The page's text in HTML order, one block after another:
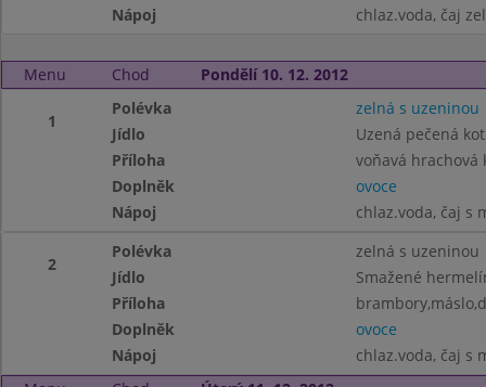
Nápoj
chlaz.voda, čaj
Menu Chod Pondělí 10. 12. 2012
1
Polévka
zelná s uzeninou
Jídlo
Uzená pečená
Příloha
voňavá hrachová
Doplněk
ovoce
Nápoj
chlaz.voda, čaj s
2
Polévka
zelná s uzeninou
Jídlo
Smažené
Příloha
Doplněk
ovoce
Nápoj
chlaz.voda, čaj s